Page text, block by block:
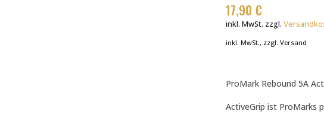
17,90 €
inkl. MwSt. zzgl.
inkl. MwSt., zzgl. Versand
ProMark Rebound 5A
ActiveGrip ist ProMarks